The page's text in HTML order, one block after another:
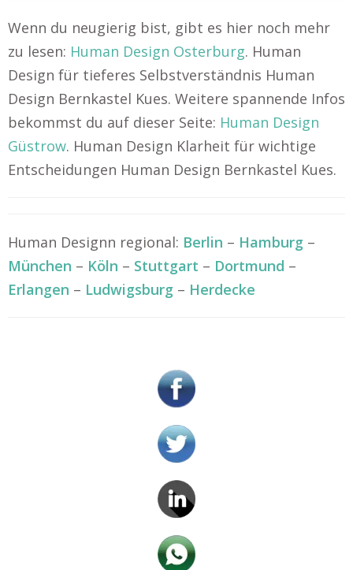
Wenn du neugierig bist, gibt es hier noch mehr
zu lesen: Human Design Osterburg. Human
Design für tieferes Selbstverständnis Human
Design Bernkastel Kues. Weitere spannende Infos
bekommst du auf dieser Seite: Human Design
Güstrow. Human Design Klarheit für wichtige
Entscheidungen Human Design Bernkastel Kues.
Human Designn regional: Berlin – Hamburg –
München – Köln – Stuttgart – Dortmund –
Erlangen – Ludwigsburg – Herdecke